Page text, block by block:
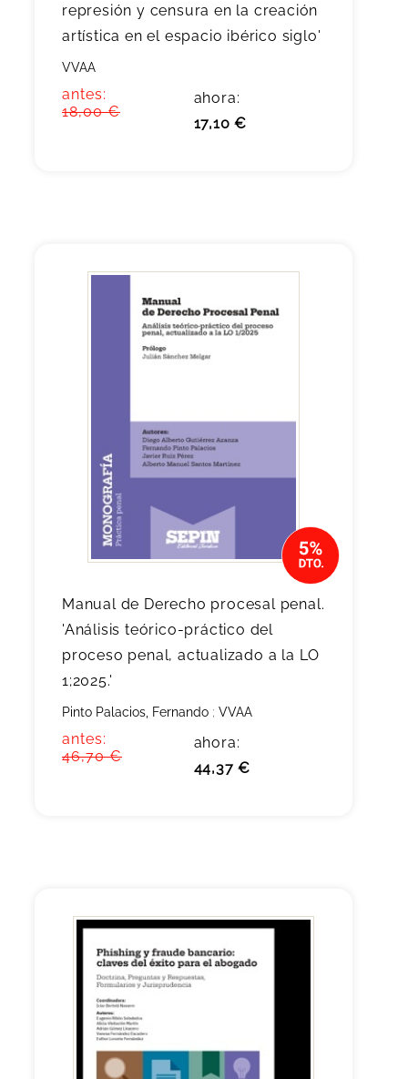
represión y censura en la creación
artística en el espacio ibérico siglo'
VVAA
antes:
18,00 €
ahora:
17,10 €
Manual de Derecho procesal penal.
'Análisis teórico-práctico del
proceso penal, actualizado a la LO
1;2025.'
Pinto Palacios, Fernando ; VVAA
antes:
46,70 €
ahora:
44,37 €